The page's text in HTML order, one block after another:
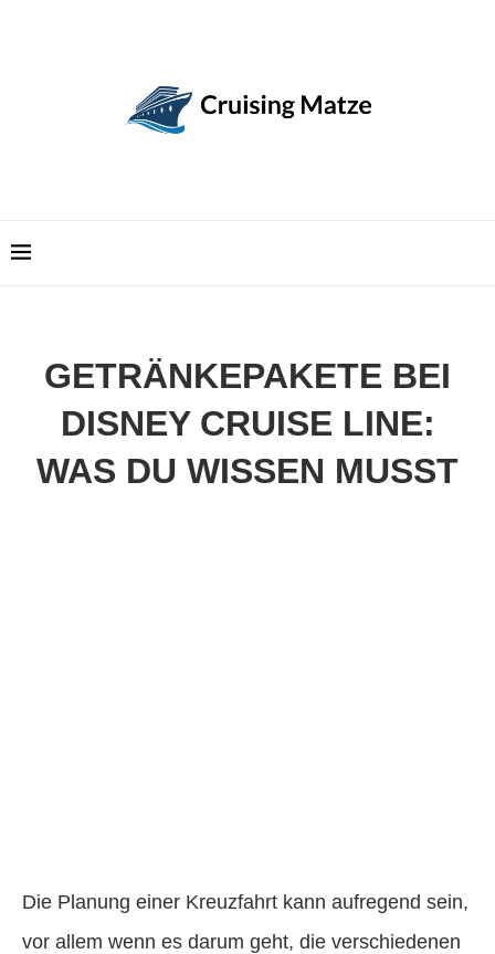
GETRÄNKEPAKETE BEI
DISNEY CRUISE LINE:
WAS DU WISSEN MUSST
Die Planung einer Kreuzfahrt kann aufregend sein,
vor allem wenn es darum geht, die verschiedenen